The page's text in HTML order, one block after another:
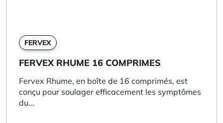
FERVEX
FERVEX RHUME 16 COMPRIMES
Fervex Rhume, en boîte de 16 comprimés, est
conçu pour soulager efficacement les symptômes
du...